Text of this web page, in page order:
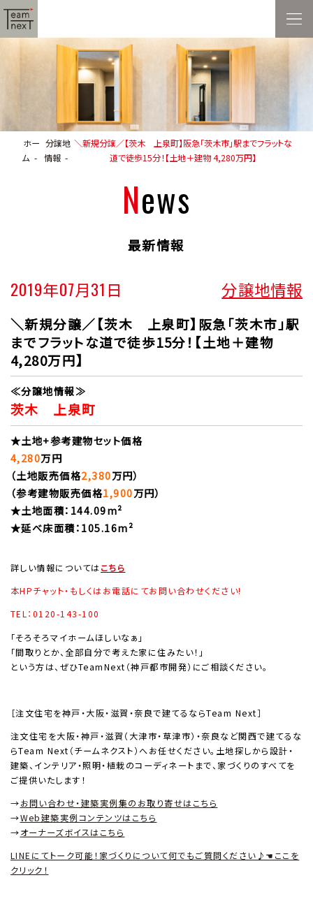
ホー
ム
分譲地
情報
＼新規分譲／【茨木 上泉町】阪急「茨木市」駅までフラットな
道で徒歩15分！【土地＋建物 4,280万円】
News
最新情報
2019年07月31日 分譲地情報
＼新規分譲／【茨木 上泉町】阪急「茨木市」駅
までフラットな道で徒歩15分！【土地＋建物
4,280万円】
≪分譲地情報≫
茨木 上泉町
★土地+参考建物セット価格
4,280万円
（土地販売価格2,380万円）
（参考建物販売価格1,900万円）
★土地面積：144.09m²
★延べ床面積：105.16m²
詳しい情報についてはこちら
本HPチャット・もしくはお電話にてお問い合わせください!
TEL：0120-143-100
「そろそろマイホームほしいなぁ」
「間取りとか、全部自分で考えた家に住みたい！」
という方は、ぜひTeamNext（神戸都市開発）にご相談ください。
［注文住宅を神戸・大阪・滋賀・奈良で建てるならTeam Next］
注文住宅を大阪・神戸・滋賀（大津市・草津市）・奈良など関西で建てるな
らTeam Next（チームネクスト）へお任せください。土地探しから設計・
建築、インテリア・照明・植栽のコーディネートまで、家づくりのすべてを
ご提供いたします！
→お問い合わせ・建築実例集のお取り寄せはこちら
→Web建築実例コンテンツはこちら
→オーナーズボイスはこちら
LINEにてトーク可能！家づくりについて何でもご質問ください♪☚ここを
クリック！